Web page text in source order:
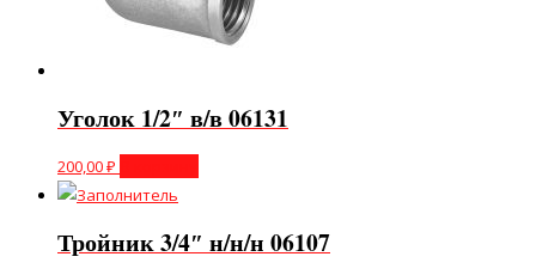
Уголок 1/2″ в/в 06131
200,00₽
Тройник 3/4″ н/н/н 06107